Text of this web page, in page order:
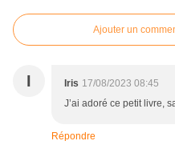
Ajouter un
I Iris 17/08/2023 08:45
J’ai adoré ce petit livre,
Répondre